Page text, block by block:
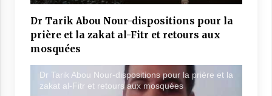
Dr Tarik Abou Nour-dispositions pour la
prière et la zakat al-Fitr et retours aux
mosquées
Dr Tarik Abou Nour-dispositions pour la prière et la
zakat al-Fitr et retours aux mosquées